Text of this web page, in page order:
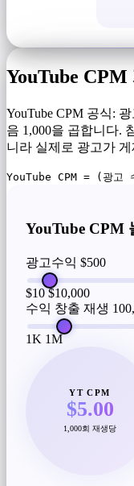
YouTube
YouTube CPM 공식:
음 1,000을 곱합니다.
니라 실제로 광고가
YouTube CPM = (광
YouTube CPM
광고수익 $500
$10 $10,000
수익 창출 재생
1K 1M
YT CPM
$5.00
1,000회 재생당